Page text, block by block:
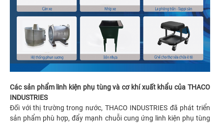
Các sản phẩm linh kiện phụ tùng và cơ khí xuất khẩu của THACO
INDUSTRIES
Đối với thị trường trong nước, THACO INDUSTRIES đã phát triển
sản phẩm phù hợp, đẩy mạnh chuỗi cung ứng linh kiện phụ tùng